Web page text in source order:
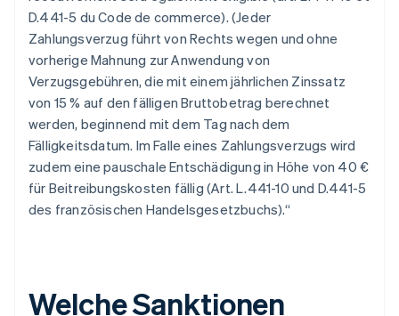
D.441-5 du Code de commerce). (Jeder
Zahlungsverzug führt von Rechts wegen und ohne
vorherige Mahnung zur Anwendung von
Verzugsgebühren, die mit einem jährlichen Zinssatz
von 15 % auf den fälligen Bruttobetrag berechnet
werden, beginnend mit dem Tag nach dem
Fälligkeitsdatum. Im Falle eines Zahlungsverzugs wird
zudem eine pauschale Entschädigung in Höhe von 40 €
für Beitreibungskosten fällig (Art. L.441-10 und D.441-5
des französischen Handelsgesetzbuchs).“
Welche Sanktionen